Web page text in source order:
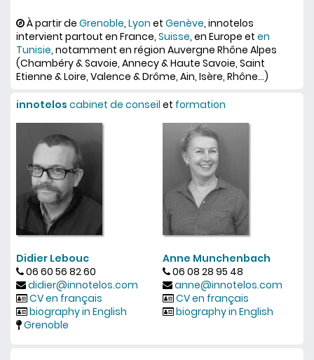
À partir de Grenoble, Lyon et Genève, innotelos
intervient partout en France, Suisse, en Europe et en
Tunisie, notamment en région Auvergne Rhône Alpes
(Chambéry & Savoie, Annecy & Haute Savoie, Saint
Etienne & Loire, Valence & Drôme, Ain, Isère, Rhône...)
innotelos cabinet de conseil et formation
Didier Lebouc
06 60 56 82 60
didier@innotelos.com
CV en français
biography in English
Grenoble
Anne Munchenbach
06 08 28 95 48
anne@innotelos.com
CV en français
biography in English